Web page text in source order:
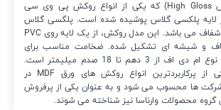
هایگلاس (های گلاس High Gloss) که یکی از انواع روکش پی وی سی
پلکسی گلاس پوشیده شده است. پلگسی گلاس
از جنس پلی کربنات شفاف می باشد. این مدل روکش، از یک لایه روی PVC
و شیشه ای تشکیل شده. ضخامت مناسب برای
کابینت کاران در این نوع ام دی اف از 3 دهم تا 18 صدم میلیمتر است.
روکش هایگلاس یکی از پرکاربردترین انواع روکش های ورق MDF در
شرکت ها محسوب می شود و به عنوان یکی از پرفروش
محصولات وارناسا نیز شناخته می شوند.